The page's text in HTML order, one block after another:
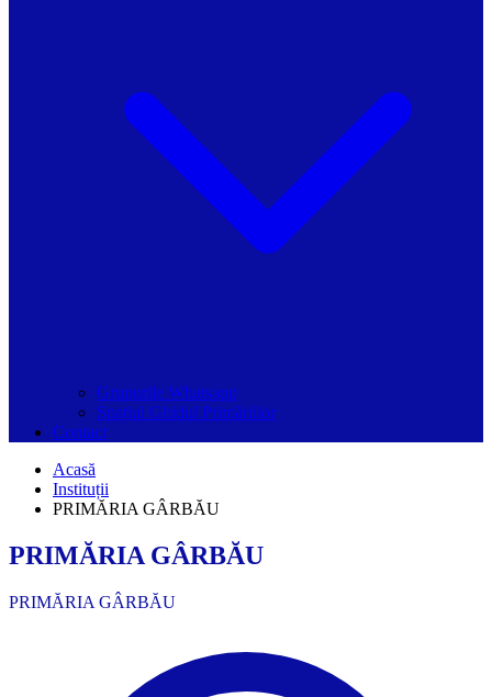
Grupurile Whatsapp
Spațiul Ghidul Primăriilor
Contact
Acasă
Instituții
PRIMĂRIA GÂRBĂU
PRIMĂRIA GÂRBĂU
PRIMĂRIA GÂRBĂU